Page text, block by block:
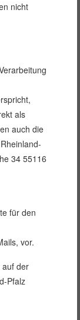
nicht
als
auch die
34 55116
für den
vor.
auf der
Pfalz